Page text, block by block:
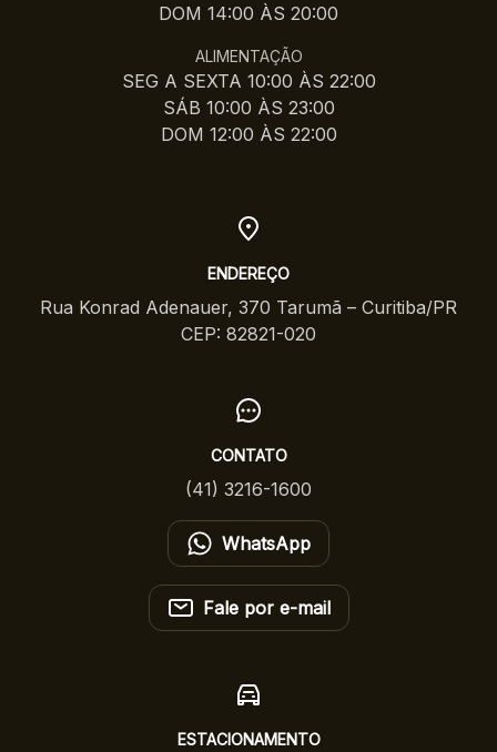
DOM 14:00 ÀS 20:00
ALIMENTAÇÃO
SEG A SEXTA 10:00 ÀS 22:00
SÁB 10:00 ÀS 23:00
DOM 12:00 ÀS 22:00
ENDEREÇO
Rua Konrad Adenauer, 370 Tarumã – Curitiba/PR
CEP: 82821-020
CONTATO
(41) 3216-1600
WhatsApp
Fale por e-mail
ESTACIONAMENTO